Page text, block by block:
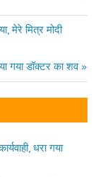
मेरे मित्र मोदी
गया डॉक्टर का शव
धरा गया